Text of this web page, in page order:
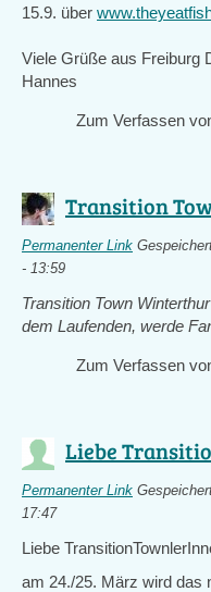
15.9. über
Viele Grüße aus Freiburg
Hannes
Zum Verfassen
Transition
Permanenter Link
- 13:59
Transition Town
dem Laufenden, werde
Zum Verfassen
Liebe
Permanenter Link
17:47
Liebe
am 24./25. März wird das